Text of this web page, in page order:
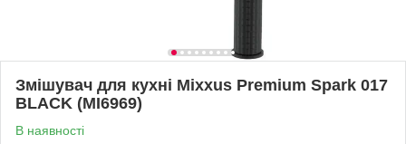
Змішувач для кухні Mixxus Premium Spark 017
BLACK (MI6969)
В наявності